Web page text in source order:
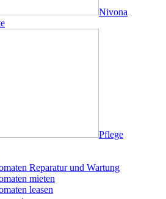
Nivona
Pflege
Reparatur und Wartung
mieten
leasen